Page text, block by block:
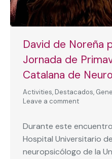
David de Noreña
Jornada de
Catalana de
Activities, Destacados,
Leave a comment
Durante este
Hospital Universitario
neuropsicólogo de la